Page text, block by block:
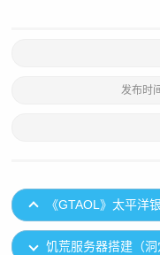
发布时
《GTAOL》太平洋
饥荒服务器搭建（洞